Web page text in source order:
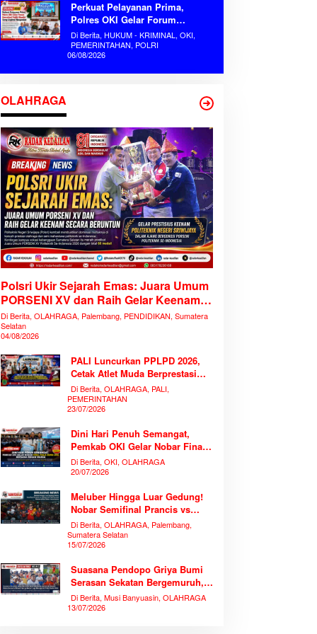
Perkuat Pelayanan Prima,
Polres OKI Gelar Forum
Konsultasi Publik Mandiri Serap
Aspirasi Masyarakat
Di Berita, HUKUM - KRIMINAL, OKI,
PEMERINTAHAN, POLRI
06/08/2026
OLAHRAGA
Polsri Ukir Sejarah Emas: Juara Umum
PORSENI XV dan Raih Gelar Keenam
Secara Beruntun
Di Berita, OLAHRAGA, Palembang, PENDIDIKAN, Sumatera
Selatan
04/08/2026
PALI Luncurkan PPLPD 2026,
Cetak Atlet Muda Berprestasi
Tanpa Mengorbankan
Pendidikan
Di Berita, OLAHRAGA, PALI,
PEMERINTAHAN
23/07/2026
Dini Hari Penuh Semangat,
Pemkab OKI Gelar Nobar Final
Piala Dunia 2026 Bersama
Ribuan Warga
Di Berita, OKI, OLAHRAGA
20/07/2026
Meluber Hingga Luar Gedung!
Nobar Semifinal Prancis vs
Spanyol di TVRI Sumsel
Memecahkan Rekor Antusiasme
Di Berita, OLAHRAGA, Palembang,
Sumatera Selatan
15/07/2026
Suasana Pendopo Griya Bumi
Serasan Sekatan Bergemuruh,
Bupati Muba Bersama Ribuan
Warga Nobar Laga Bersejarah
Di Berita, Musi Banyuasin, OLAHRAGA
13/07/2026